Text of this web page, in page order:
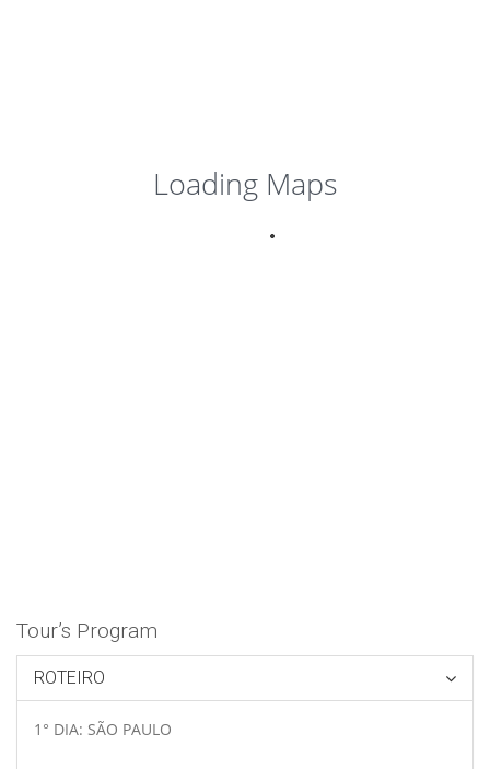
São Paulo Express 3
Loading Maps
Tour’s Program
ROTEIRO
1° DIA: SÃO PAULO